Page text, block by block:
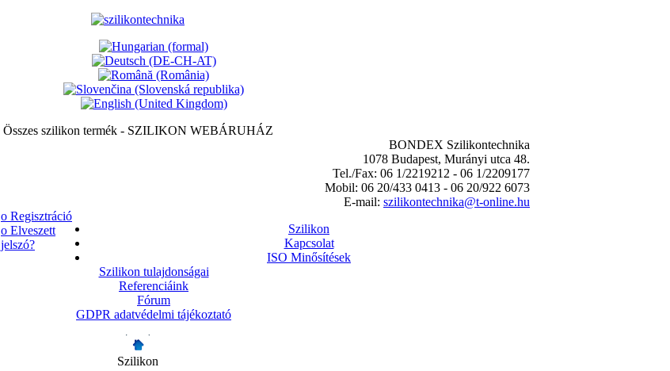
Összes szilikon termék - SZILIKON WEBÁRUHÁZ
BONDEX Szilikontechnika
1078 Budapest, Murányi utca 48.
Tel./Fax: 06 1/2219212 - 06 1/2209177
Mobil: 06 20/433 0413 - 06 20/922 6073
E-mail: szilikontechnika@t-online.hu
ο Regisztráció
ο Elveszett
jelszó?
Szilikon
Kapcsolat
ISO Minősítések
Szilikon tulajdonságai
Referenciáink
Fórum
GDPR adatvédelmi tájékoztató
Szilikon